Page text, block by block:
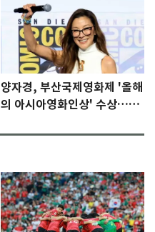
양자경, 부산국제영화제 '올해
의 아시아영화인상' 수상…15